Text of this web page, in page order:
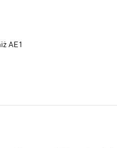
AE1